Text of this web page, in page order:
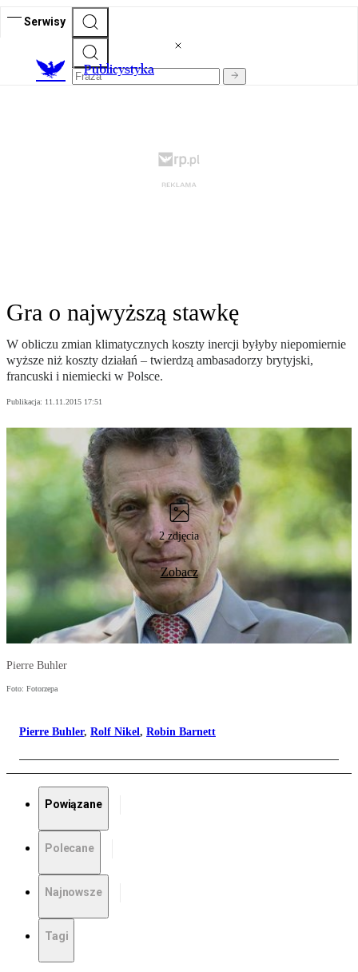
Serwisy
Publicystyka
Gra o najwyższą stawkę
W obliczu zmian klimatycznych koszty inercji byłyby niepomiernie
wyższe niż koszty działań – twierdzą ambasadorzy brytyjski,
francuski i niemiecki w Polsce.
Publikacja: 11.11.2015 17:51
2 zdjęcia
Zobacz
Pierre Buhler
Foto: Fotorzepa
Pierre Buhler, Rolf Nikel, Robin Barnett
Powiązane
Polecane
Najnowsze
Tagi